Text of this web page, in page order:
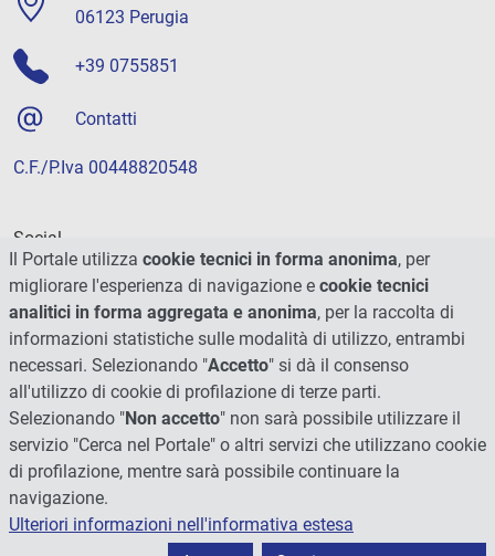
06123 Perugia
+39 0755851
Contatti
C.F./P.Iva 00448820548
Social
Il Portale utilizza cookie tecnici in forma anonima, per
migliorare l'esperienza di navigazione e cookie tecnici
analitici in forma aggregata e anonima, per la raccolta di
informazioni statistiche sulle modalità di utilizzo, entrambi
necessari. Selezionando "Accetto" si dà il consenso
all'utilizzo di cookie di profilazione di terze parti.
Selezionando "Non accetto" non sarà possibile utilizzare il
servizio "Cerca nel Portale" o altri servizi che utilizzano cookie
di profilazione, mentre sarà possibile continuare la
navigazione.
Ulteriori informazioni nell'informativa estesa